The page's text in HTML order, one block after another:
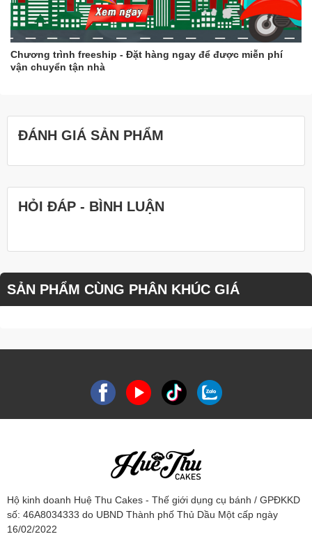
Bạn nên bảo quản khuôn rau câu ở nơi khô ráo, thoáng
mát.
Hy vọng những thông tin trên sẽ giúp bạn giữ cho khuôn rau câu
của mình luôn sạch đẹp và bền lâu.
Chương trình freeship - Đặt hàng ngay để được miễn phí
vận chuyển tận nhà
ĐÁNH GIÁ SẢN PHẨM
HỎI ĐÁP - BÌNH LUẬN
SẢN PHẨM CÙNG PHÂN KHÚC GIÁ
Hộ kinh doanh Huệ Thu Cakes - Thế giới dụng cụ bánh / GPĐKKD
số: 46A8034333 do UBND Thành phố Thủ Dầu Một cấp ngày
16/02/2022